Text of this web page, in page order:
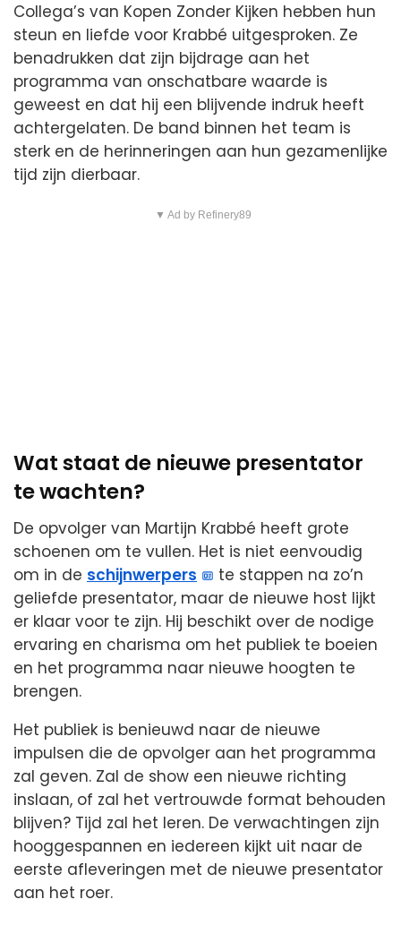
Collega’s van Kopen Zonder Kijken hebben hun
steun en liefde voor Krabbé uitgesproken. Ze
benadrukken dat zijn bijdrage aan het
programma van onschatbare waarde is
geweest en dat hij een blijvende indruk heeft
achtergelaten. De band binnen het team is
sterk en de herinneringen aan hun gezamenlijke
tijd zijn dierbaar.
▼ Ad by Refinery89
Wat staat de nieuwe presentator
te wachten?
De opvolger van Martijn Krabbé heeft grote
schoenen om te vullen. Het is niet eenvoudig
om in de schijnwerpers
te stappen na zo’n
geliefde presentator, maar de nieuwe host lijkt
er klaar voor te zijn. Hij beschikt over de nodige
ervaring en charisma om het publiek te boeien
en het programma naar nieuwe hoogten te
brengen.
Het publiek is benieuwd naar de nieuwe
impulsen die de opvolger aan het programma
zal geven. Zal de show een nieuwe richting
inslaan, of zal het vertrouwde format behouden
blijven? Tijd zal het leren. De verwachtingen zijn
hooggespannen en iedereen kijkt uit naar de
eerste afleveringen met de nieuwe presentator
aan het roer.